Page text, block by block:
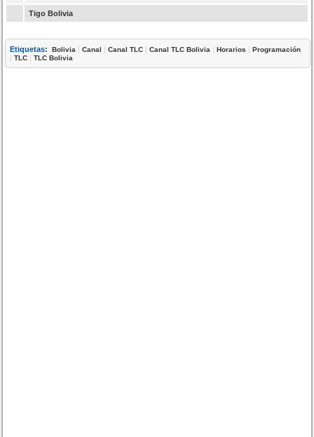
Tigo Bolivia
Etiquetas: Bolivia |Canal |Canal TLC |Canal TLC Bolivia |Horarios |Programación
|TLC |TLC Bolivia